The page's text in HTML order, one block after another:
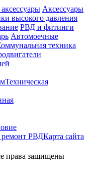
Аксессуары
высокого давления
РВД и фитинги
Автомоечные
техника
Техническая
ремонт РВДКарта сайта
права защищены